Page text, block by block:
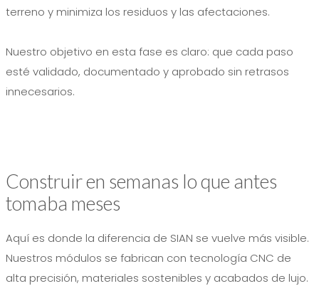
terreno y minimiza los residuos y las afectaciones.
Nuestro objetivo en esta fase es claro: que cada paso
esté validado, documentado y aprobado sin retrasos
innecesarios.
Construir en semanas lo que antes
tomaba meses
Aquí es donde la diferencia de SIAN se vuelve más visible.
Nuestros módulos se fabrican con tecnología CNC de
alta precisión, materiales sostenibles y acabados de lujo.